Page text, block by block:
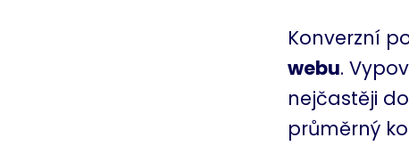
Konverzní
webu.
nejčastěji
průměrný